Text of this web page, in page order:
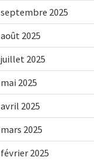
septembre 2025
août 2025
juillet 2025
mai 2025
avril 2025
mars 2025
février 2025